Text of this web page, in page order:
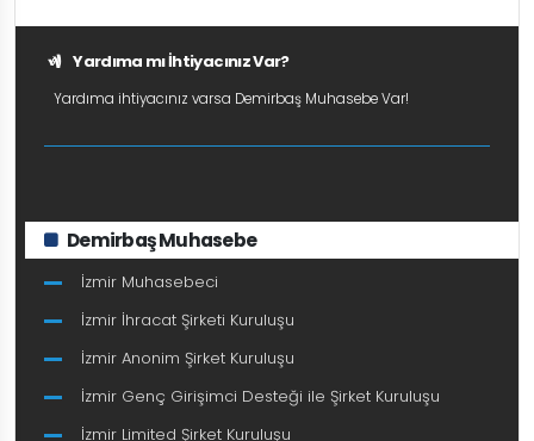
Yardıma mı İhtiyacınız Var?
Yardıma ihtiyacınız varsa Demirbaş Muhasebe Var!
Demirbaş Muhasebe
İzmir Muhasebeci
İzmir İhracat Şirketi Kuruluşu
İzmir Anonim Şirket Kuruluşu
İzmir Genç Girişimci Desteği ile Şirket Kuruluşu
İzmir Limited Şirket Kuruluşu